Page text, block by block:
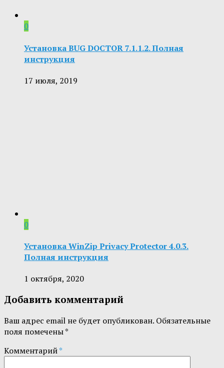
0
Установка BUG DOCTOR 7.1.1.2. Полная
инструкция
17 июля, 2019
0
Установка WinZip Privacy Protector 4.0.3.
Полная инструкция
1 октября, 2020
Добавить комментарий
Ваш адрес email не будет опубликован. Обязательные
поля помечены*
Комментарий*